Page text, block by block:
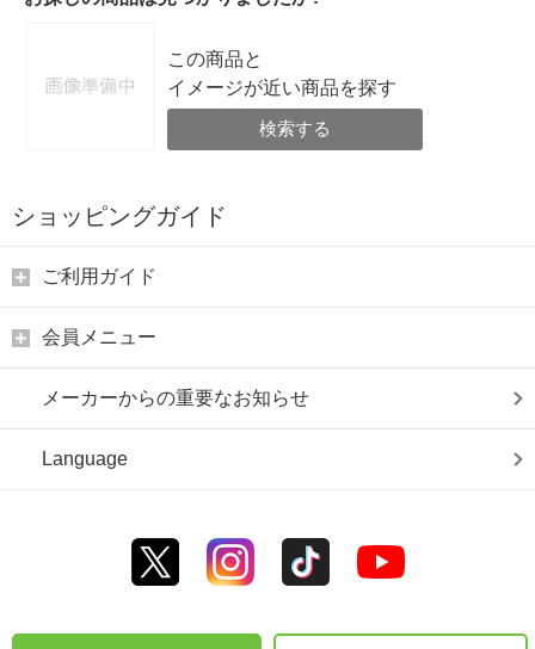
この商品と
イメージが近い商品を探す
検索する
ショッピングガイド
ご利用ガイド
会員メニュー
メーカーからの重要なお知らせ
Language